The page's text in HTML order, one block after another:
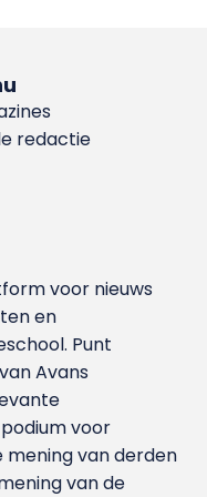
redactie
voor nieuws
en
Punt
Avans
voor
mening van derden
van de